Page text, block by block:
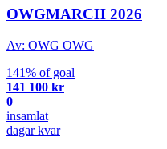
OWGMARCH 2026
Av: OWG OWG
141% of goal
141 100 kr
0
insamlat
dagar kvar